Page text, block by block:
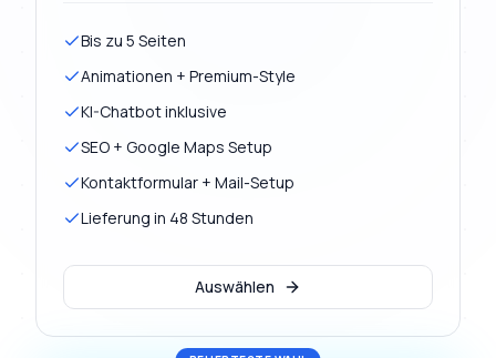
Bis zu 5 Seiten
Animationen + Premium-Style
KI-Chatbot inklusive
SEO + Google Maps Setup
Kontaktformular + Mail-Setup
Lieferung in 48 Stunden
Auswählen